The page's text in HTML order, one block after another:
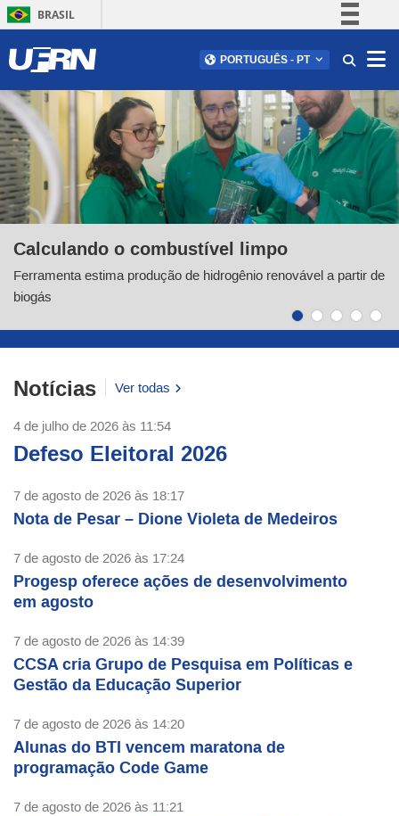
BRASIL
Comunica BR
Participe
Acesso à informação
Legislação
Canais
PORTUGUÊS - PT
Área de destaque do portal
Calculando o combustível limpo
Ferramenta estima produção de hidrogênio renovável a partir de
biogás
Notícias Ver todas
4 de julho de 2026 às 11:54
Defeso Eleitoral 2026
7 de agosto de 2026 às 18:17
Nota de Pesar – Dione Violeta de Medeiros
7 de agosto de 2026 às 17:24
Progesp oferece ações de desenvolvimento
em agosto
7 de agosto de 2026 às 14:39
CCSA cria Grupo de Pesquisa em Políticas e
Gestão da Educação Superior
7 de agosto de 2026 às 14:20
Alunas do BTI vencem maratona de
programação Code Game
7 de agosto de 2026 às 11:21